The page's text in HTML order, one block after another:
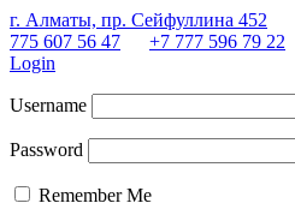
г. Алматы, пр. Сейфуллина 452
775 607 56 47
+7 777 596 79 22
Login
Username
Password
Remember Me